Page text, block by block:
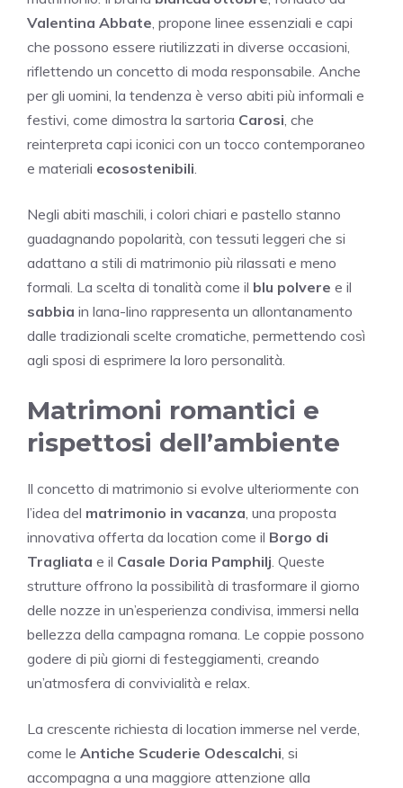
Valentina Abbate, propone linee essenziali e capi
che possono essere riutilizzati in diverse occasioni,
riflettendo un concetto di moda responsabile. Anche
per gli uomini, la tendenza è verso abiti più informali e
festivi, come dimostra la sartoria Carosi, che
reinterpreta capi iconici con un tocco contemporaneo
e materiali ecosostenibili.
Negli abiti maschili, i colori chiari e pastello stanno
guadagnando popolarità, con tessuti leggeri che si
adattano a stili di matrimonio più rilassati e meno
formali. La scelta di tonalità come il blu polvere e il
sabbia in lana-lino rappresenta un allontanamento
dalle tradizionali scelte cromatiche, permettendo così
agli sposi di esprimere la loro personalità.
Matrimoni romantici e
rispettosi dell’ambiente
Il concetto di matrimonio si evolve ulteriormente con
l’idea del matrimonio in vacanza, una proposta
innovativa offerta da location come il Borgo di
Tragliata e il Casale Doria Pamphilj. Queste
strutture offrono la possibilità di trasformare il giorno
delle nozze in un’esperienza condivisa, immersi nella
bellezza della campagna romana. Le coppie possono
godere di più giorni di festeggiamenti, creando
un’atmosfera di convivialità e relax.
La crescente richiesta di location immerse nel verde,
come le Antiche Scuderie Odescalchi, si
accompagna a una maggiore attenzione alla